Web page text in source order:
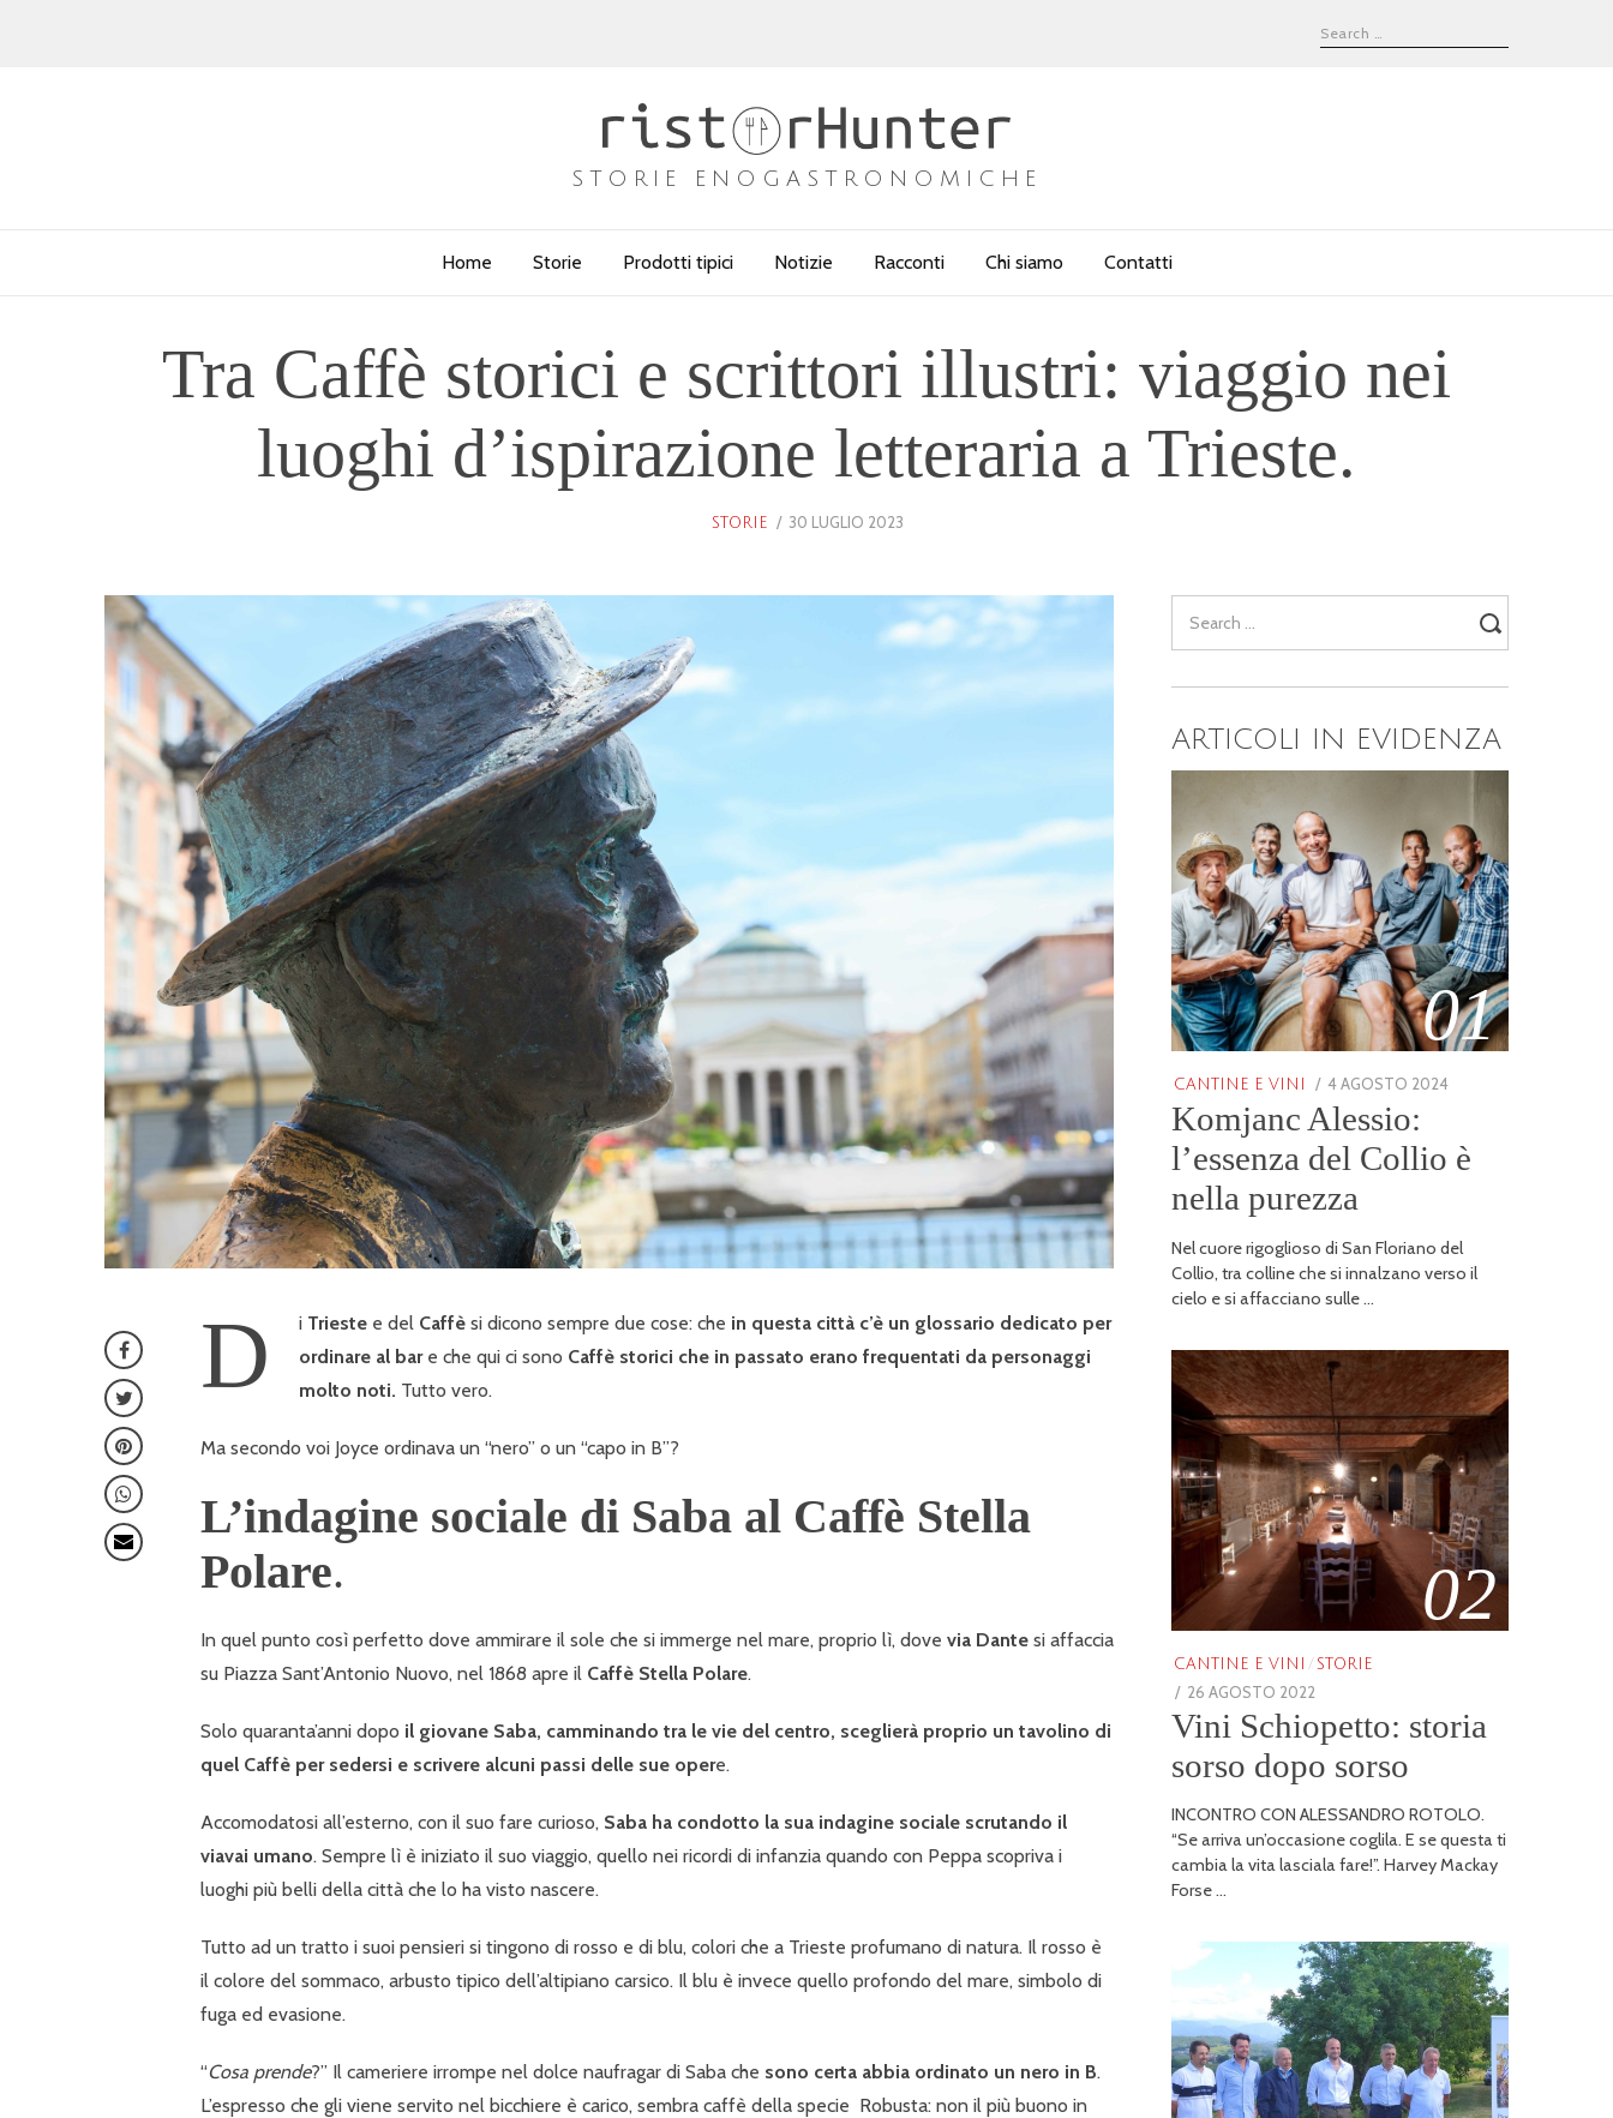
STORIE ENOGASTRONOMICHE
Home Storie Prodotti tipici Notizie Racconti Chi siamo Contatti
Tra Caffè storici e scrittori illustri: viaggio nei
luoghi d’ispirazione letteraria a Trieste.
STORIE
POSTED
30 LUGLIO 2023
D i Trieste e del Caffè si dicono sempre due cose: che in questa città c’è un glossario dedicato per
ordinare al bar e che qui ci sono Caffè storici che in passato erano frequentati da personaggi
molto noti. Tutto vero.
Ma secondo voi Joyce ordinava un “nero” o un “capo in B”?
L’indagine sociale di Saba al Caffè Stella
Polare.
In quel punto così perfetto dove ammirare il sole che si immerge nel mare, proprio lì, dove via Dante si affaccia
su Piazza Sant’Antonio Nuovo, nel 1868 apre il Caffè Stella Polare.
Solo quaranta’anni dopo il giovane Saba, camminando tra le vie del centro, sceglierà proprio un tavolino di
quel Caffè per sedersi e scrivere alcuni passi delle sue opere.
Accomodatosi all’esterno, con il suo fare curioso, Saba ha condotto la sua indagine sociale scrutando il
viavai umano. Sempre lì è iniziato il suo viaggio, quello nei ricordi di infanzia quando con Peppa scopriva i
luoghi più belli della città che lo ha visto nascere.
Tutto ad un tratto i suoi pensieri si tingono di rosso e di blu, colori che a Trieste profumano di natura. Il rosso è
il colore del sommaco, arbusto tipico dell’altipiano carsico. Il blu è invece quello profondo del mare, simbolo di
fuga ed evasione.
“Cosa prende?” Il cameriere irrompe nel dolce naufragar di Saba che sono certa abbia ordinato un nero in B.
L’espresso che gli viene servito nel bicchiere è carico, sembra caffè della specie Robusta: non il più buono in
for:
ARTICOLI IN EVIDENZA
01
CANTINE E VINI
POSTED
ON
4 AGOSTO 2024
Komjanc Alessio:
l’essenza del Collio è
nella purezza
Nel cuore rigoglioso di San Floriano del
Collio, tra colline che si innalzano verso il
cielo e si affacciano sulle …
02
CANTINE E VINI / STORIE
POSTED
ON
26 AGOSTO 2022
GENNAIO
2026
Vini Schiopetto: storia
sorso dopo sorso
INCONTRO CON ALESSANDRO ROTOLO.
“Se arriva un’occasione coglila. E se questa ti
cambia la vita lasciala fare!”. Harvey Mackay
Forse …